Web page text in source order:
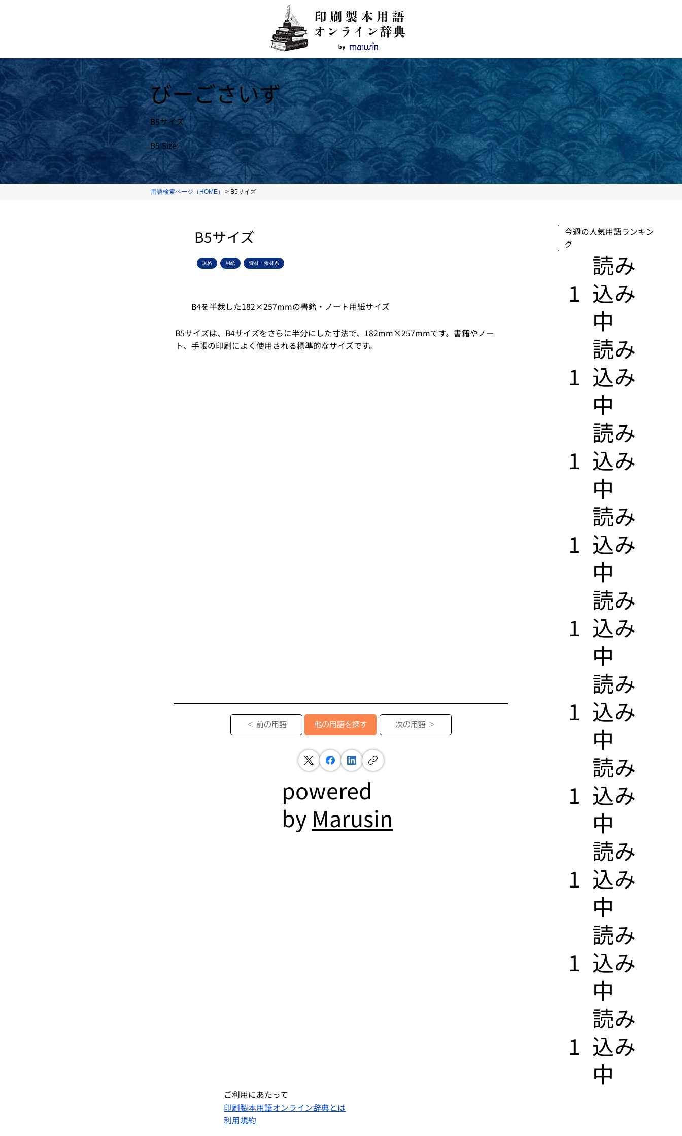
びーごさいず
B5サイズ
B5 Size
用語検索ページ（HOME） > B5サイズ
B5サイズ
規格 用紙 資材・素材系
B4を半裁した182×257mmの書籍・ノート用紙サイズ
B5サイズは、B4サイズをさらに半分にした寸法で、182mm×257mmです。書籍やノー
ト、手帳の印刷によく使用される標準的なサイズです。
今週の人気用語ランキン
グ
1
​読み
込み
中
1
​読み
込み
中
1
​読み
込み
中
1
​読み
込み
中
1
​読み
込み
中
1
​読み
込み
中
1
​読み
込み
中
1
​読み
込み
中
1
​読み
込み
中
1
​読み
込み
中
＜ 前の用語 他の用語を探す 次の用語 ＞
powered
by Marusin
ご利用にあたって
印刷製本用語オンライン辞典とは
利用規約​